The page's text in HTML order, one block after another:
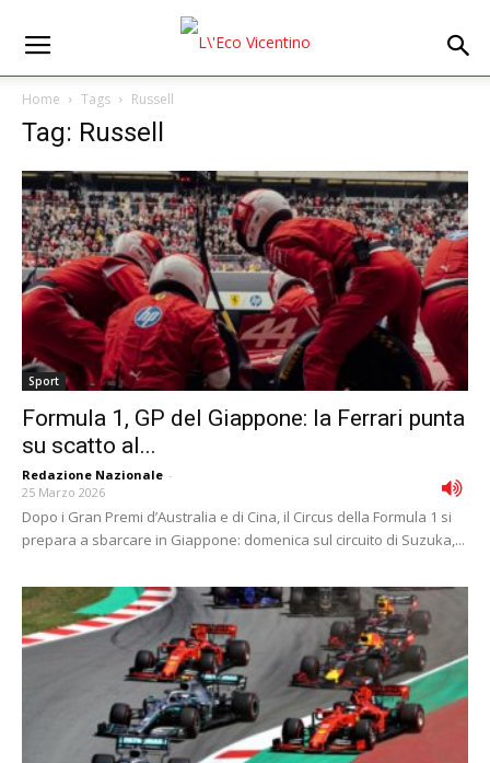
Home Tags Russell
Tag: Russell
Sport
Formula 1, GP del Giappone: la Ferrari punta
su scatto al...
Redazione Nazionale -
25 Marzo 2026
Dopo i Gran Premi d’Australia e di Cina, il Circus della Formula 1 si
prepara a sbarcare in Giappone: domenica sul circuito di Suzuka,...